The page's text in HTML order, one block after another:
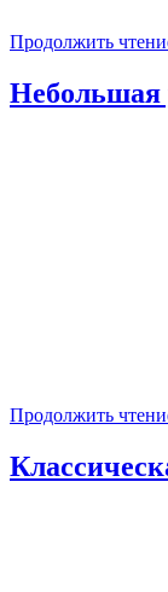
Продолжить
Небольшая
Продолжить